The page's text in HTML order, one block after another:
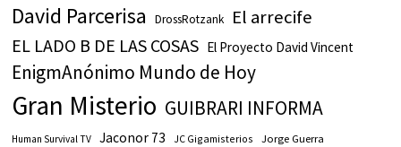
David Parcerisa DrossRotzank El arrecife
EL LADO B DE LAS COSAS El Proyecto David Vincent
EnigmAnónimo Mundo de Hoy
Gran Misterio GUIBRARI INFORMA
Human Survival TV Jaconor 73 JC Gigamisterios Jorge Guerra